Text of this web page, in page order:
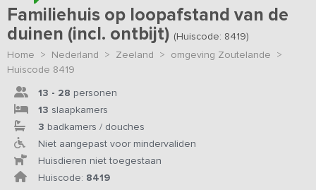
Familiehuis op loopafstand van de
duinen (incl. ontbijt) (Huiscode: 8419)
Home > Nederland > Zeeland > omgeving Zoutelande >
Huiscode 8419
13 - 28 personen
13 slaapkamers
3 badkamers / douches
Niet aangepast voor mindervaliden
Huisdieren niet toegestaan
Huiscode: 8419